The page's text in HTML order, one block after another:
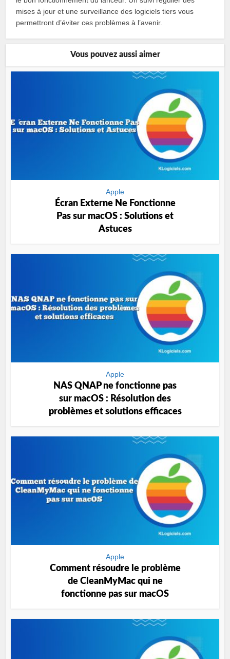
mises à jour et une surveillance des logiciels tiers vous
permettront d’éviter ces problèmes à l’avenir.
Vous pouvez aussi aimer
Apple
Écran Externe Ne Fonctionne
Pas sur macOS : Solutions et
Astuces
Apple
NAS QNAP ne fonctionne pas
sur macOS : Résolution des
problèmes et solutions efficaces
Apple
Comment résoudre le problème
de CleanMyMac qui ne
fonctionne pas sur macOS